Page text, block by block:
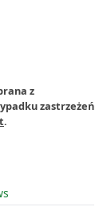
z
zastrzeżeń
.